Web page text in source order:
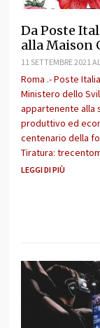
Da Poste
alla Maison
11 SETTEMBRE 2021
Roma .- Poste
Ministero dello
appartenente alla
produttivo ed
centenario della
Tiratura:
LEGGI DI PIÙ